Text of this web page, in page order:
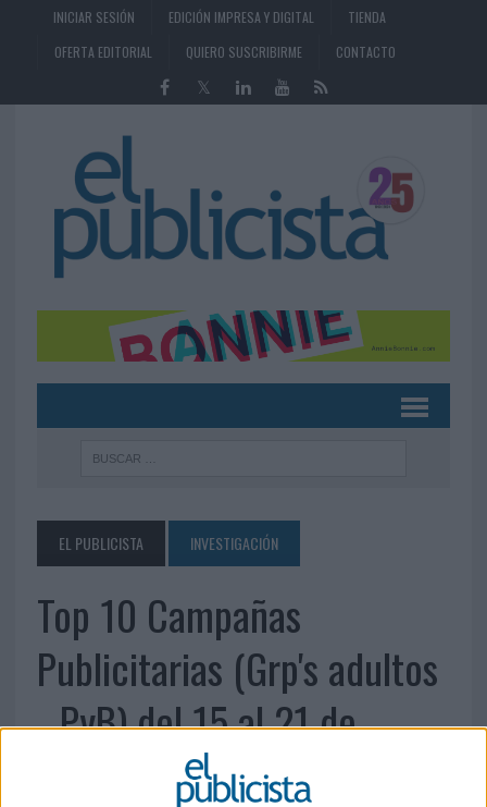
INICIAR SESIÓN EDICIÓN IMPRESA Y DIGITAL
TIENDA
OFERTA EDITORIAL
QUIERO SUSCRIBIRME CONTACTO
EL PUBLICISTA INVESTIGACIÓN
Top 10 Campañas
Publicitarias (Grp's adultos
- PyB) del 15 al 21 de
octubre de 2012